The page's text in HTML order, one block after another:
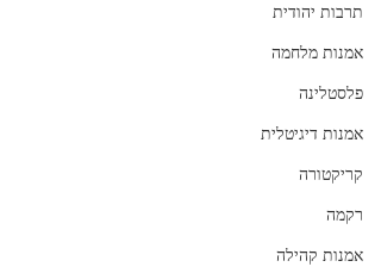
תרבות יהודית
אמנות מלחמה
פלסטלינה
אמנות דיגיטלית
קריקטורה
רקמה
אמנות קהילה